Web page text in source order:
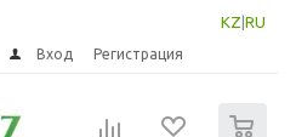
KZ RU
Вход Регистрация